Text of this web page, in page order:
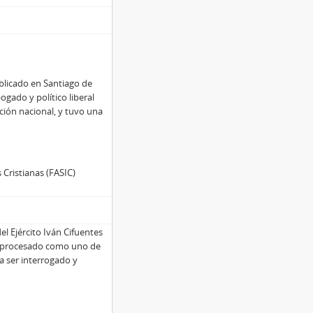
en Santiago de
y político liberal
nacional, y tuvo una
(FASIC)
Ejército Iván Cifuentes
como uno de
ser interrogado y